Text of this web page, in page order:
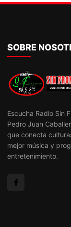
SOBRE
Escucha Radio Sin
Pedro Juan
que conecta
mejor música y
entretenimiento.